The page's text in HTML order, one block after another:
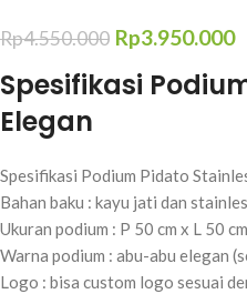
Rp4.550.000 Rp3.950.000
Spesifikasi
Elegan
Spesifikasi Podium Pidato
Bahan baku : kayu jati dan
Ukuran podium : P 50 cm x L 50
Warna podium : abu-abu elegan
Logo : bisa custom logo sesuai